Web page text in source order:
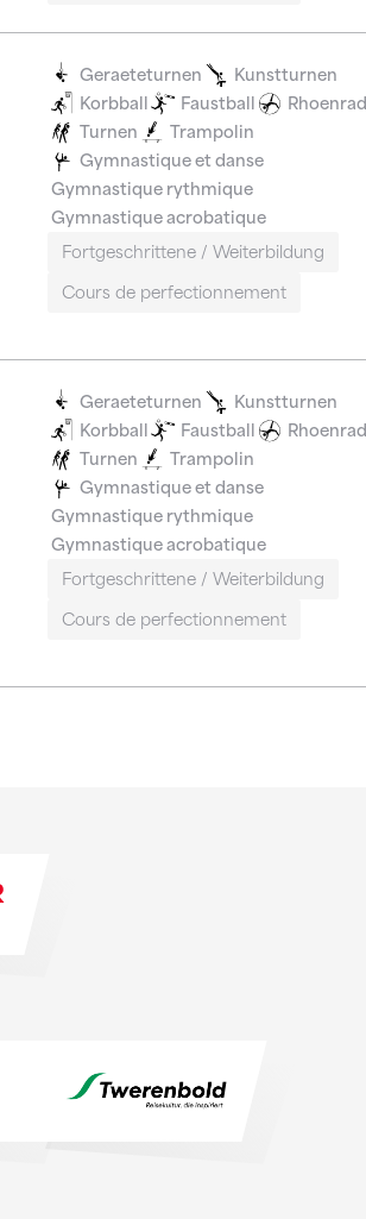
Geraeteturnen
Kunstturnen
Korbball
Faustball
Rhoenrad
Turnen
Trampolin
Gymnastique et danse
Gymnastique rythmique
Gymnastique acrobatique
Fortgeschrittene / Weiterbildung
Cours de perfectionnement
Geraeteturnen
Kunstturnen
Korbball
Faustball
Rhoenrad
Turnen
Trampolin
Gymnastique et danse
Gymnastique rythmique
Gymnastique acrobatique
Fortgeschrittene / Weiterbildung
Cours de perfectionnement